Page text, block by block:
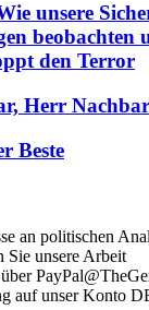
unsere
beobachten
den Terror
Herr
Beste
an politischen
Sie unsere Arbeit
auf unser Konto